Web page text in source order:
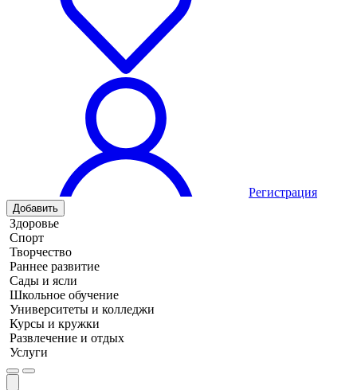
Регистрация
Добавить
Здоровье
Спорт
Творчество
Раннее развитие
Сады и ясли
Школьное обучение
Университеты и колледжи
Курсы и кружки
Развлечение и отдых
Услуги